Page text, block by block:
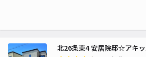
北26条東4 安居院邸☆アキ